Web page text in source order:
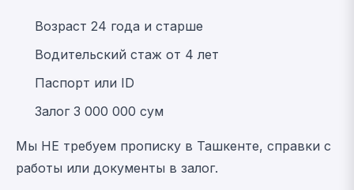
Возраст 24 года и старше
Водительский стаж от 4 лет
Паспорт или ID
Залог 3 000 000 сум
Мы НЕ требуем прописку в Ташкенте, справки с
работы или документы в залог.